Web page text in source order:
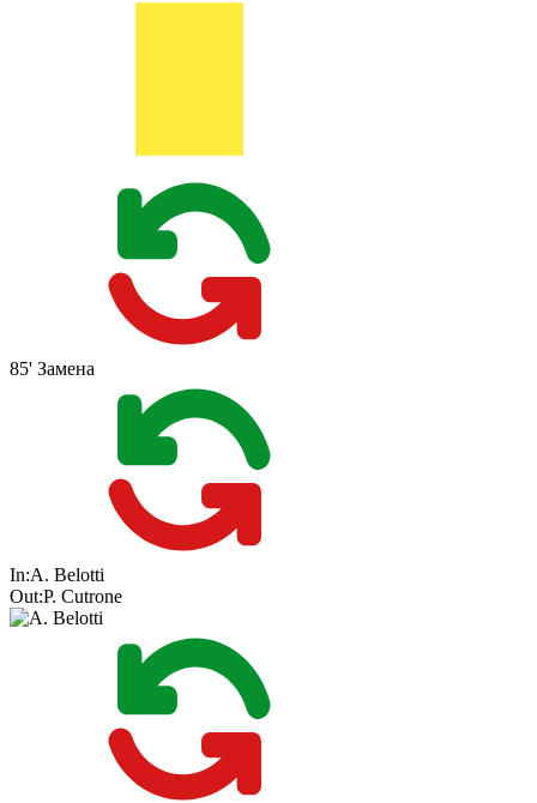
85' Замена
In:A. Belotti
Out:P. Cutrone